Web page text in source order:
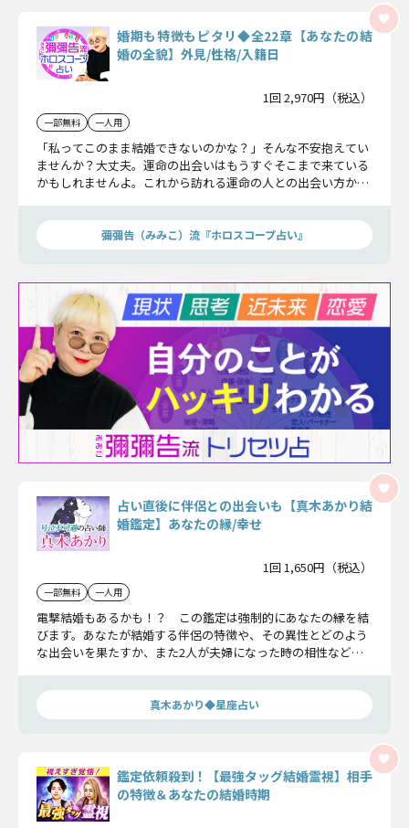
婚期も特徴もピタリ◆全22章【あなたの結
婚の全貌】外見/性格/入籍日
1回 2,970円（税込）
一部無料 一人用
「私ってこのまま結婚できないのかな？」そんな不安抱えてい
ませんか？大丈夫。運命の出会いはもうすぐそこまで来ている
かもしれませんよ。これから訪れる運命の人との出会い方か
貌を、包み隠さずお伝えします。
彌彌告（みみこ）流『ホロスコープ占い』
占い直後に伴侶との出会いも【真木あかり結
婚鑑定】あなたの縁/幸せ
1回 1,650円（税込）
一部無料 一人用
電撃結婚もあるかも！？ この鑑定は強制的にあなたの縁を結
びます。あなたが結婚する伴侶の特徴や、その異性とどのよう
な出会いを果たすか、また2人が夫婦になった時の相性など、
真木あかり◆星座占い
鑑定依頼殺到！【最強タッグ結婚霊視】相手
の特徴＆あなたの結婚時期